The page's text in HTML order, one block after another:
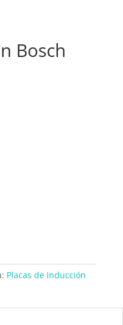
Bosch
Placas de Inducción